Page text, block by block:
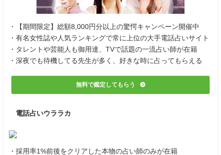
・【期間限定】総額8,000円分以上の驚愕キャンペーン開催中
・有名女性誌や人気ランキングで常に上位の大手電話占いサイト
・タレントや芸能人も御用達、TVで話題の一流占い師が在籍
・深夜でも待機してる先生が多く、好きな時に占ってもらえる
無料で鑑定してもらう
電話占いウララカ
・採用率1%前後をクリアした本物の占い師のみが在籍